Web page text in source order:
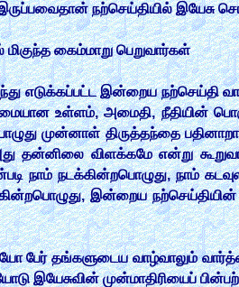
நற்செய்தியில் இயேசு
கைம்மாறு பெறுவார்கள்
எடுக்கப்பட்ட இன்றைய
உள்ளம், அமைதி, நீதியின்
முன்னாள் திருத்தந்தை
தன்னிலை விளக்கமே என்று
நாம் நடக்கின்றபொழுது, நாம்
இன்றைய நற்செய்தியின்
தங்களுடைய வாழ்வாலும்
இயேசுவின் முன்மாதிரியைப்